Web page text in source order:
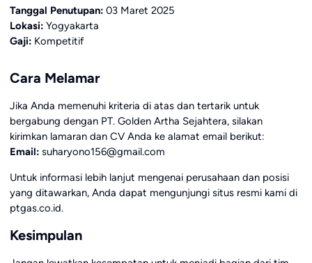
Tanggal Penutupan:03 Maret 2025
Lokasi:Yogyakarta
Gaji:Kompetitif
Cara Melamar
Jika Anda memenuhi kriteria di atas dan tertarik untuk
bergabung dengan PT. Golden Artha Sejahtera, silakan
kirimkan lamaran dan CV Anda ke alamat email berikut:
Email:suharyono156@gmail.com
Untuk informasi lebih lanjut mengenai perusahaan dan posisi
yang ditawarkan, Anda dapat mengunjungi situs resmi kami di
ptgas.co.id.
Kesimpulan